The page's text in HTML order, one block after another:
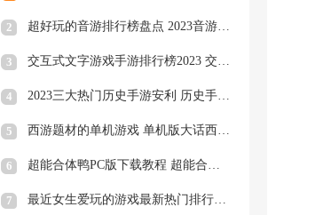
2 超好玩的音游排行榜盘点 2023音游排行榜TOP3
3 交互式文字游戏手游排行榜2023 交互式文字手游大全
4 2023三大热门历史手游安利 历史手游类型游戏大合集
5 西游题材的单机游戏 单机版大话西游下载
6 超能合体鸭PC版下载教程 超能合体鸭最新PC版模拟器下载安装
7 最近女生爱玩的游戏最新热门排行榜 最近女生爱玩的游戏推荐